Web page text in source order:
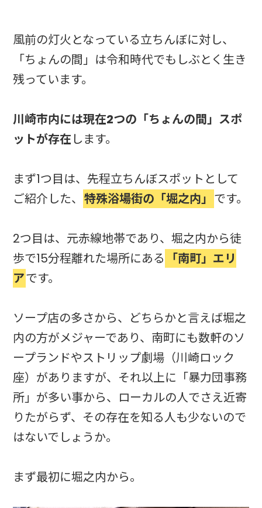
風前の灯火となっている立ちんぼに対し、
「ちょんの間」は令和時代でもしぶとく生き
残っています。
川崎市内には現在2つの「ちょんの間」スポ
ットが存在 します。
まず1つ目は、先程立ちんぼスポットとして
ご紹介した、 特殊浴場街の「堀之内」 です。
2つ目は、元赤線地帯であり、堀之内から徒
歩で15分程離れた場所にある
「南町」エリ
アです。
ソープ店の多さから、どちらかと言えば堀之
内の方がメジャーであり、南町にも数軒のソ
ープランドやストリップ劇場（川崎ロック
座）がありますが、それ以上に「暴力団事務
所」が多い事から、ローカルの人でさえ近寄
りたがらず、その存在を知る人も少ないので
はないでしょうか。
まず最初に堀之内から。